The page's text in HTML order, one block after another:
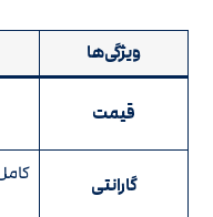
ویژگی‌ها
قیمت
گارانتی